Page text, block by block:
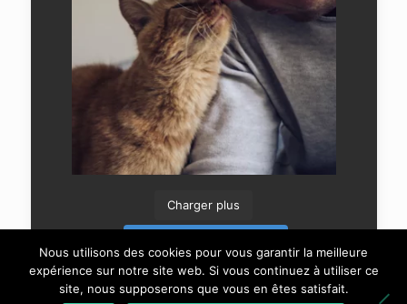
Charger plus
Nous utilisons des cookies pour vous garantir la meilleure
expérience sur notre site web. Si vous continuez à utiliser ce
site, nous supposerons que vous en êtes satisfait.